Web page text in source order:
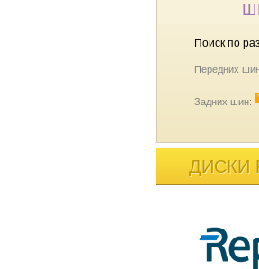
Поиск по
Передних
Задних шин:
ДИСКИ